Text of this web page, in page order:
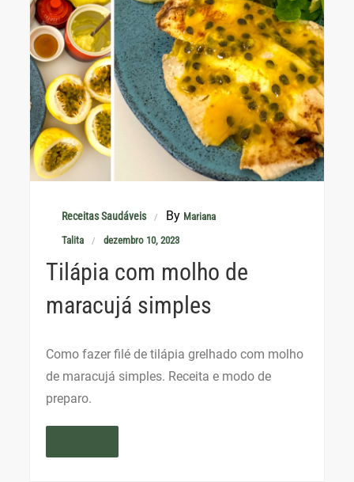
Receitas Saudáveis By Mariana
Talita
dezembro 10, 2023
Tilápia com molho de
maracujá simples
Como fazer filé de tilápia grelhado com molho
de maracujá simples. Receita e modo de
preparo.